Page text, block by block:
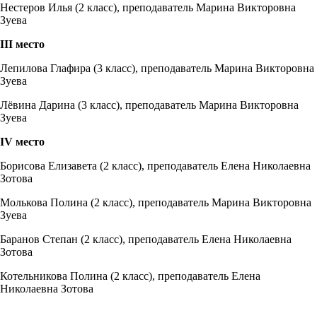
Нестеров Илья (2 класс), преподаватель Марина Викторовна
Зуева
III место
Лепилова Глафира (3 класс), преподаватель Марина Викторовна
Зуева
Лёвина Дарина (3 класс), преподаватель Марина Викторовна
Зуева
IV место
Борисова Елизавета (2 класс), преподаватель Елена Николаевна
Зотова
Молькова Полина (2 класс), преподаватель Марина Викторовна
Зуева
Баранов Степан (2 класс), преподаватель Елена Николаевна
Зотова
Котельникова Полина (2 класс), преподаватель Елена
Николаевна Зотова